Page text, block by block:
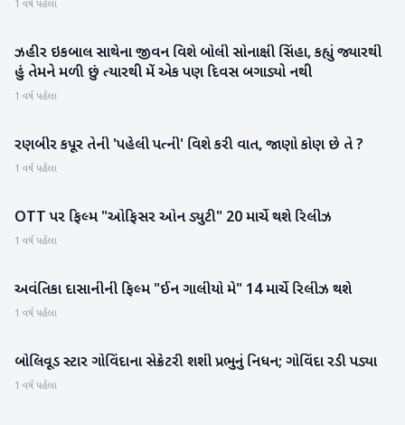
1 વર્ષ પહેલા
મનોરંજન
ઝહીર ઇકબાલ સાથેના જીવન વિશે બોલી સોનાક્ષી સિંહા, કહ્યું જ્યારથી
હું તેમને મળી છું ત્યારથી મેં એક પણ દિવસ બગાડ્યો નથી
1 વર્ષ પહેલા
મનોરંજન
રણબીર કપૂર તેની 'પહેલી પત્ની' વિશે કરી વાત, જાણો કોણ છે તે ?
1 વર્ષ પહેલા
મનોરંજન OTT પર ફિલ્મ "ઓફિસર ઓન ડ્યુટી" 20 માર્ચે થશે રિલીઝ
1 વર્ષ પહેલા
મનોરંજન
અવંતિકા દાસાનીની ફિલ્મ "ઈન ગાલીયો મે" 14 માર્ચે રિલીઝ થશે
1 વર્ષ પહેલા
મનોરંજન
બોલિવૂડ સ્ટાર ગોવિંદાના સેક્રેટરી શશી પ્રભુનું નિધન; ગોવિંદા રડી પડ્યા
1 વર્ષ પહેલા